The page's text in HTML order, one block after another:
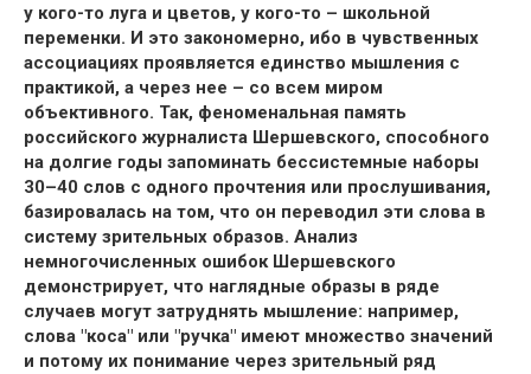
у кого-то луга и цветов, у кого-то – школьной
переменки. И это закономерно, ибо в чувственных
ассоциациях проявляется единство мышления с
практикой, а через нее – со всем миром
объективного. Так, феноменальная память
российского журналиста Шершевского, способного
на долгие годы запоминать бессистемные наборы
30–40 слов с одного прочтения или прослушивания,
базировалась на том, что он переводил эти слова в
систему зрительных образов. Анализ
немногочисленных ошибок Шершевского
демонстрирует, что наглядные образы в ряде
случаев могут затруднять мышление: например,
слова "коса" или "ручка" имеют множество значений
и потому их понимание через зрительный ряд